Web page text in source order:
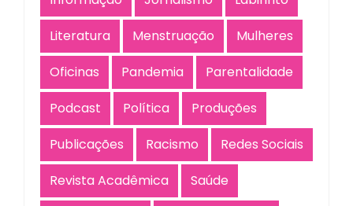
Literatura
Menstruação
Mulheres
Oficinas
Pandemia
Parentalidade
Podcast
Política
Produções
Publicações
Racismo
Redes Sociais
Revista Acadêmica
Saúde